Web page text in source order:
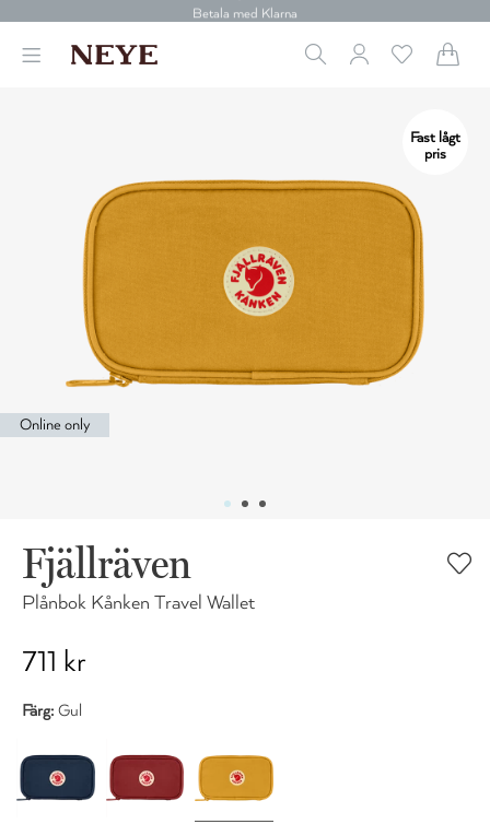
30 dagars retur
Leverans 1-4 arbetsdagar
Fast lågt
pris
Online only
Fjällräven
Plånbok Kånken Travel Wallet
711 kr
Färg: Gul